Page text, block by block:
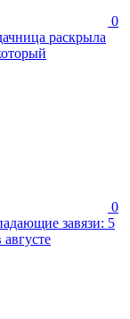
0
раскрыла
0
завязи: 5